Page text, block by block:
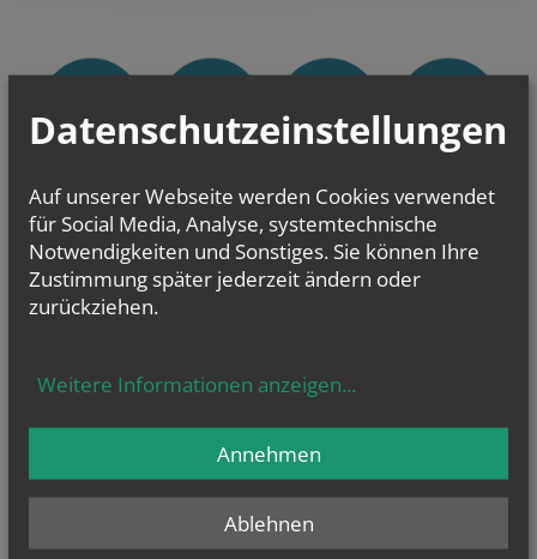
Sie haben ein Anliegen oder eine Frage zu den Angeboten der Pfarre Zur
Göttlichen Liebe?Wir sind für Sie da!
Datenschutzeinstellungen
Auf unserer Webseite werden Cookies verwendet
für Social Media, Analyse, systemtechnische
Notwendigkeiten und Sonstiges. Sie können Ihre
Zustimmung später jederzeit ändern oder
zurückziehen.
Weitere Informationen anzeigen...
Ablehnen
Annehmen